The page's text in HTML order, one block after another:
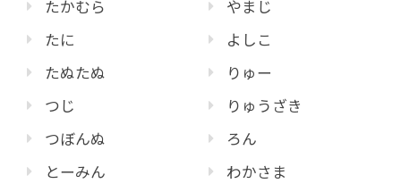
たかむら
たに
たぬたぬ
つじ
つぼんぬ
とーみん
やまじ
よしこ
りゅー
りゅうざき
ろん
わかさま